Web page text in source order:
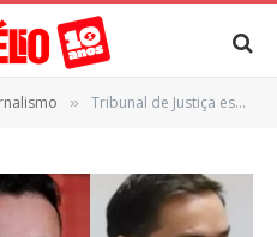
» Tribunal de Justiça escolhe Fabíola, Ávalo e Raghiant para lista tríplice da vaga de desembargador